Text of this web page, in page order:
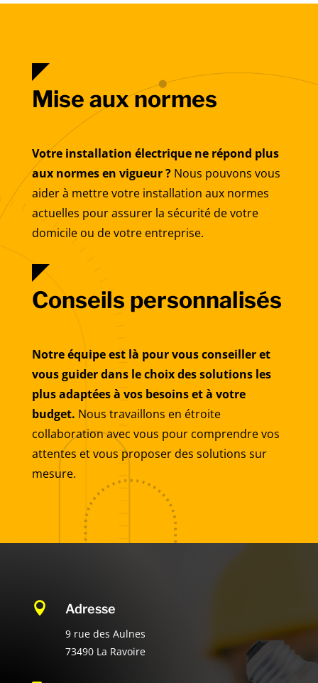
Mise aux normes
Votre installation électrique ne répond plus
aux normes en vigueur ?Nous pouvons vous
aider à mettre votre installation aux normes
actuelles pour assurer la sécurité de votre
domicile ou de votre entreprise.
Conseils personnalisés
Notre équipe est là pour vous conseiller et
vous guider dans le choix des solutions les
plus adaptées à vos besoins et à votre
budget. Nous travaillons en étroite
collaboration avec vous pour comprendre vos
attentes et vous proposer des solutions sur
mesure.
 Adresse
9 rue des Aulnes
73490 La Ravoire